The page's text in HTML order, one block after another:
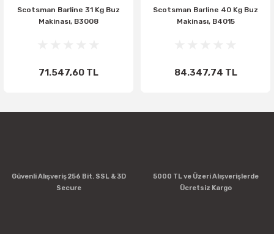
Scotsman Barline 31 Kg Buz
Makinası, B3008
71.547,60 TL
Scotsman Barline 40 Kg Buz
Makinası, B4015
84.347,74 TL
Güvenli Alışveriş 256 Bit. SSL & 3D
Secure
5000 TL ve Üzeri Alışverişlerde
Ücretsiz Kargo